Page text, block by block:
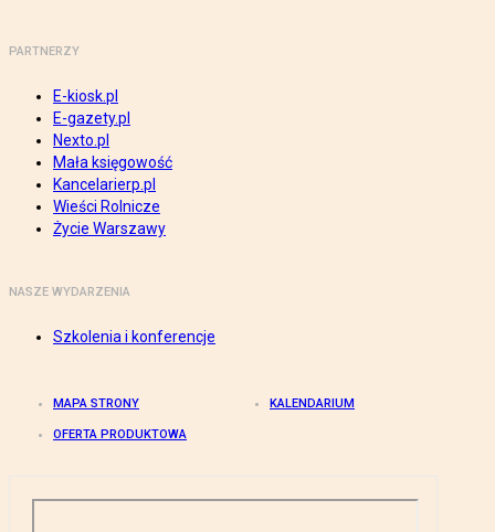
PARTNERZY
E-kiosk.pl
E-gazety.pl
Nexto.pl
Mała księgowość
Kancelarierp.pl
Wieści Rolnicze
Życie Warszawy
NASZE WYDARZENIA
Szkolenia i konferencje
MAPA STRONY KALENDARIUM
OFERTA PRODUKTOWA